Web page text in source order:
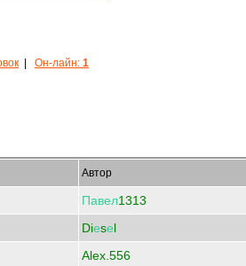
Он-лайн: 1
Автор
Павел1313
Diеsеl
Alex.556